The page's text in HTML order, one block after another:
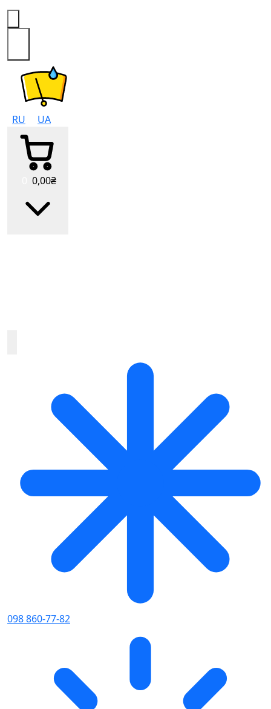
RU UA
0,00₴
098 860-77-82